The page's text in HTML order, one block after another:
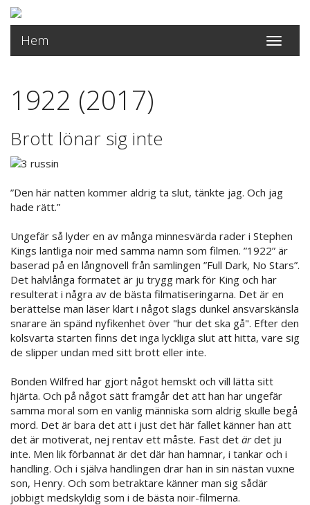
Toggle
Hem
1922 (2017)
Brott lönar sig inte
”Den här natten kommer aldrig ta slut, tänkte jag. Och jag
hade rätt.”
Ungefär så lyder en av många minnesvärda rader i Stephen
Kings lantliga noir med samma namn som filmen. ”1922” är
baserad på en långnovell från samlingen ”Full Dark, No Stars”.
Det halvlånga formatet är ju trygg mark för King och har
resulterat i några av de bästa filmatiseringarna. Det är en
berättelse man läser klart i något slags dunkel ansvarskänsla
snarare än spänd nyfikenhet över "hur det ska gå". Efter den
kolsvarta starten finns det inga lyckliga slut att hitta, vare sig
de slipper undan med sitt brott eller inte.
Bonden Wilfred har gjort något hemskt och vill lätta sitt
hjärta. Och på något sätt framgår det att han har ungefär
samma moral som en vanlig människa som aldrig skulle begå
mord. Det är bara det att i just det här fallet känner han att
det är motiverat, nej rentav ett måste. Fast det ärdet ju
inte. Men lik förbannat är det där han hamnar, i tankar och i
handling. Och i själva handlingen drar han in sin nästan vuxne
son, Henry. Och som betraktare känner man sig sådär
jobbigt medskyldig som i de bästa noir-filmerna.